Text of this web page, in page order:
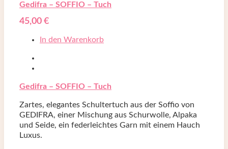
Gedifra – SOFFIO – Tuch
45,00 €
In den Warenkorb
Gedifra – SOFFIO – Tuch
Zartes, elegantes Schultertuch aus der Soffio von
GEDIFRA, einer Mischung aus Schurwolle, Alpaka
und Seide, ein federleichtes Garn mit einem Hauch
Luxus.